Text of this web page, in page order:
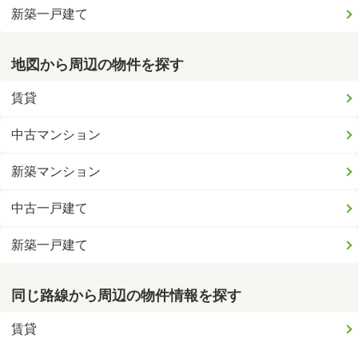
新築一戸建て
地図から周辺の物件を探す
賃貸
中古マンション
新築マンション
中古一戸建て
新築一戸建て
同じ路線から周辺の物件情報を探す
賃貸